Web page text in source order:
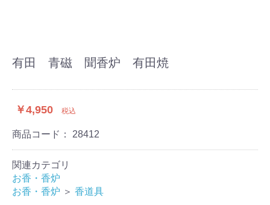
有田 青磁 聞香炉 有田焼
￥4,950 税込
商品コード： 28412
関連カテゴリ
お香・香炉
お香・香炉 ＞ 香道具